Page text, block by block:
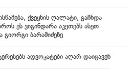
ქვეყნის ღალატი, გაჩნდა
ეს ვიგინდარა აკეთებს ასეთ
გიორგი ბარამიძეზე
ადვოკატები აღარ დაიცავენ